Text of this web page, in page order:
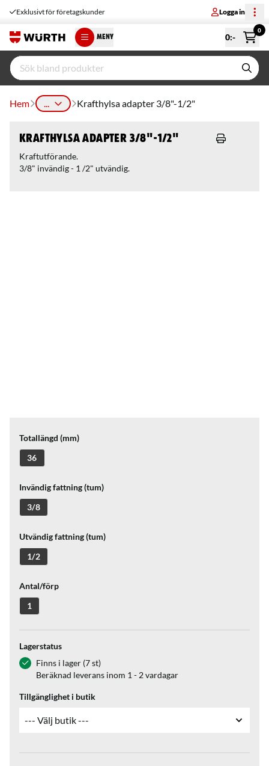
Exklusivt för företagskunder Logga in
MENY 0:-
0
Hem ... Krafthylsa adapter 3/8"-1/2"
Krafthylsa adapter 3/8"-1/2"
Kraftutförande.
3/8" invändig - 1 /2" utvändig.
Totallängd (mm)
36
Invändig fattning (tum)
3/8
Utvändig fattning (tum)
1/2
Antal/förp
1
Lagerstatus
Finns i lager (7 st)
Beräknad leverans inom 1 - 2 vardagar
Tillgänglighet i butik